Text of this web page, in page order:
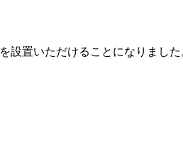
置いただけることになりました